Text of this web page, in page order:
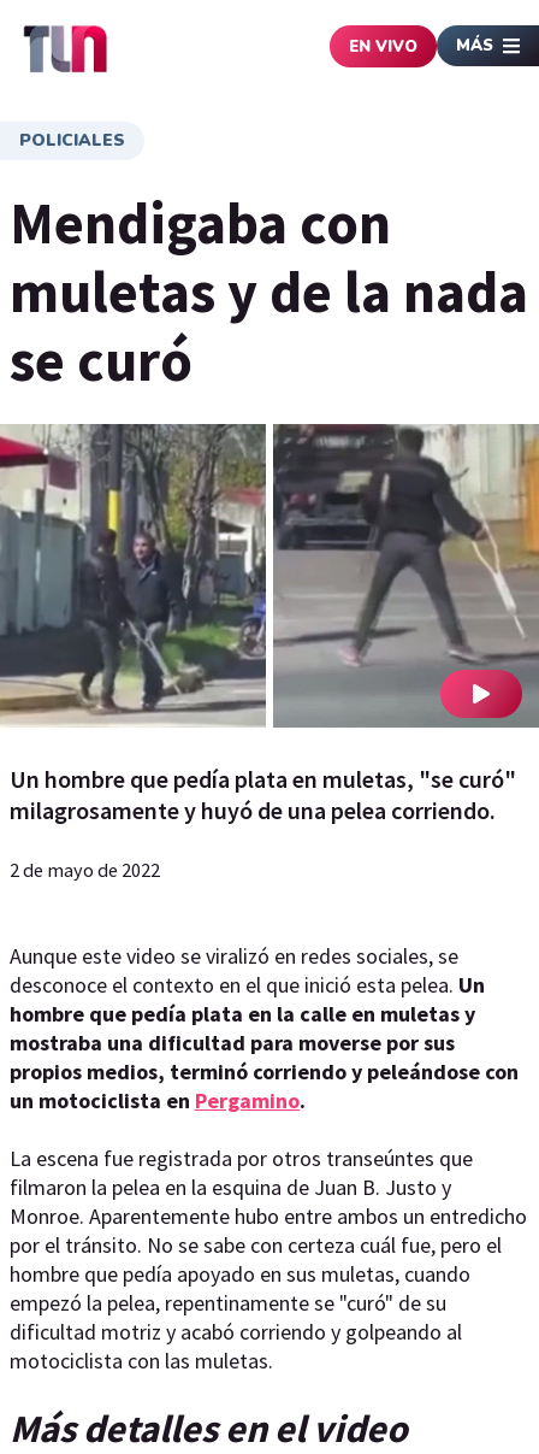
EN VIVO MÁS
POLICIALES
Mendigaba con
muletas y de la nada
se curó
Un hombre que pedía plata en muletas, "se curó"
milagrosamente y huyó de una pelea corriendo.
2 de mayo de 2022
Aunque este video se viralizó en redes sociales, se
desconoce el contexto en el que inició esta pelea. Un
hombre que pedía plata en la calle en muletas y
mostraba una dificultad para moverse por sus
propios medios, terminó corriendo y peleándose con
un motociclista en Pergamino.
La escena fue registrada por otros transeúntes que
filmaron la pelea en la esquina de Juan B. Justo y
Monroe. Aparentemente hubo entre ambos un entredicho
por el tránsito. No se sabe con certeza cuál fue, pero el
hombre que pedía apoyado en sus muletas, cuando
empezó la pelea, repentinamente se "curó" de su
dificultad motriz y acabó corriendo y golpeando al
motociclista con las muletas.
Más detalles en el video